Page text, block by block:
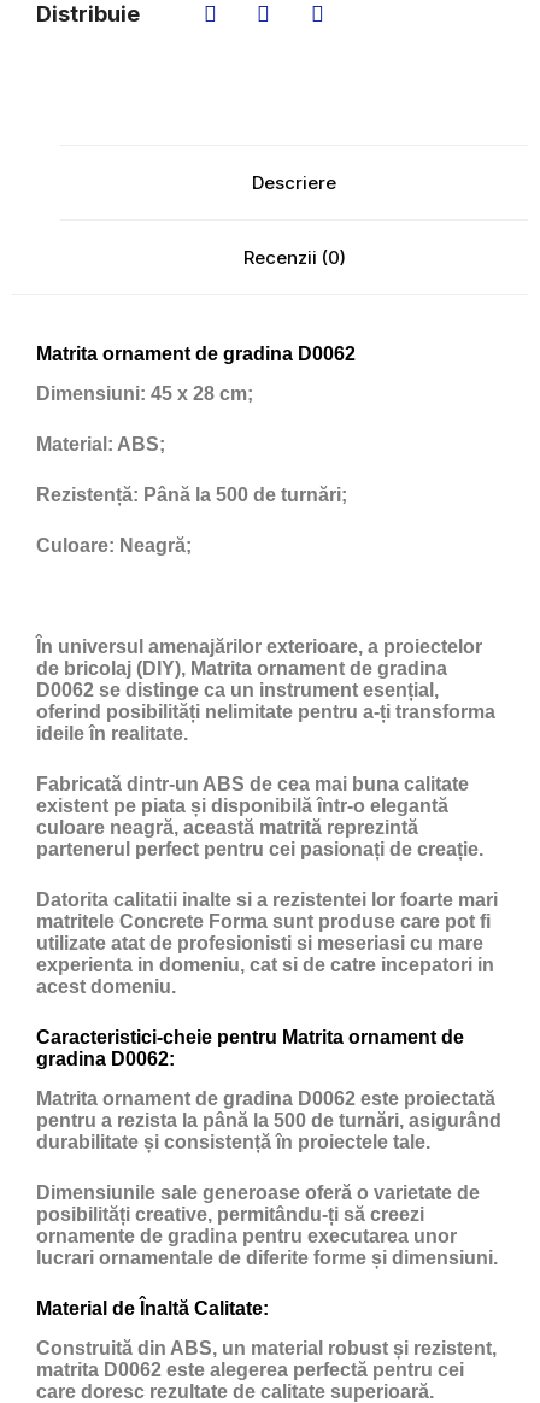
Distribuie
Descriere
Recenzii (0)
Matrita ornament de gradina D0062
Dimensiuni: 45 x 28 cm;
Material: ABS;
Rezistență: Până la 500 de turnări;
Culoare: Neagră;
În universul amenajărilor exterioare, a proiectelor
de bricolaj (DIY), Matrita ornament de gradina
D0062 se distinge ca un instrument esențial,
oferind posibilități nelimitate pentru a-ți transforma
ideile în realitate.
Fabricată dintr-un ABS de cea mai buna calitate
existent pe piata și disponibilă într-o elegantă
culoare neagră, această matrită reprezintă
partenerul perfect pentru cei pasionați de creație.
Datorita calitatii inalte si a rezistentei lor foarte mari
matritele Concrete Forma sunt produse care pot fi
utilizate atat de profesionisti si meseriasi cu mare
experienta in domeniu, cat si de catre incepatori in
acest domeniu.
Caracteristici-cheie pentru Matrita ornament de
gradina D0062:
Matrita ornament de gradina D0062 este proiectată
pentru a rezista la până la 500 de turnări, asigurând
durabilitate și consistență în proiectele tale.
Dimensiunile sale generoase oferă o varietate de
posibilități creative, permitându-ți să creezi
ornamente de gradina pentru executarea unor
lucrari ornamentale de diferite forme și dimensiuni.
Material de Înaltă Calitate:
Construită din ABS, un material robust și rezistent,
matrita D0062 este alegerea perfectă pentru cei
care doresc rezultate de calitate superioară.